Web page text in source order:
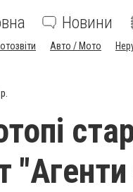
Новини
Авто / Мото